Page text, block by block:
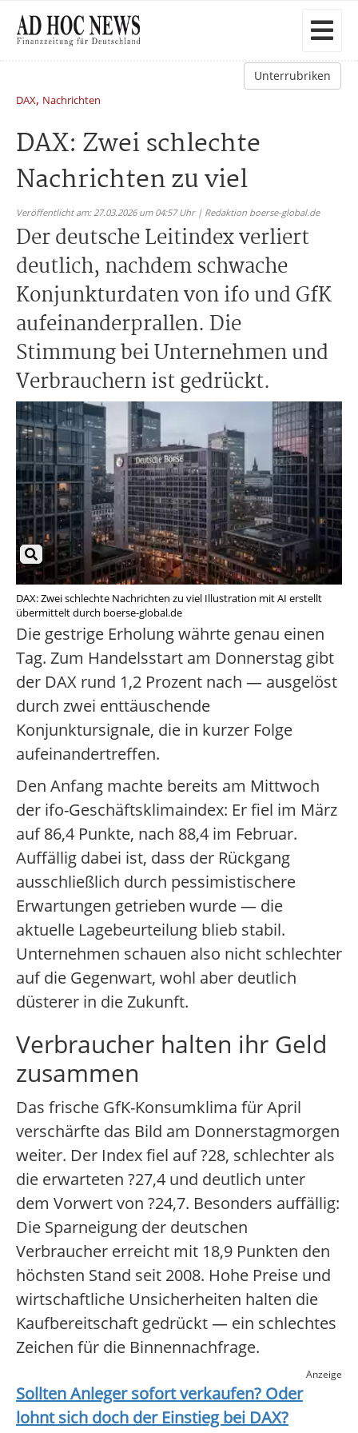
Unterrubriken
DAX, Nachrichten
DAX: Zwei schlechte
Nachrichten zu viel
Veröffentlicht am: 27.03.2026 um 04:57 Uhr | Redaktion boerse-global.de
Der deutsche Leitindex verliert
deutlich, nachdem schwache
Konjunkturdaten von ifo und GfK
aufeinanderprallen. Die
Stimmung bei Unternehmen und
Verbrauchern ist gedrückt.
DAX: Zwei schlechte Nachrichten zu viel Illustration mit AI erstellt
übermittelt durch boerse-global.de
Die gestrige Erholung währte genau einen
Tag. Zum Handelsstart am Donnerstag gibt
der DAX rund 1,2 Prozent nach — ausgelöst
durch zwei enttäuschende
Konjunktursignale, die in kurzer Folge
aufeinandertreffen.
Den Anfang machte bereits am Mittwoch
der ifo-Geschäftsklimaindex: Er fiel im März
auf 86,4 Punkte, nach 88,4 im Februar.
Auffällig dabei ist, dass der Rückgang
ausschließlich durch pessimistischere
Erwartungen getrieben wurde — die
aktuelle Lagebeurteilung blieb stabil.
Unternehmen schauen also nicht schlechter
auf die Gegenwart, wohl aber deutlich
düsterer in die Zukunft.
Verbraucher halten ihr Geld
zusammen
Das frische GfK-Konsumklima für April
verschärfte das Bild am Donnerstagmorgen
weiter. Der Index fiel auf ?28, schlechter als
die erwarteten ?27,4 und deutlich unter
dem Vorwert von ?24,7. Besonders auffällig:
Die Sparneigung der deutschen
Verbraucher erreicht mit 18,9 Punkten den
höchsten Stand seit 2008. Hohe Preise und
wirtschaftliche Unsicherheiten halten die
Kaufbereitschaft gedrückt — ein schlechtes
Zeichen für die Binnennachfrage.
Anzeige
Sollten Anleger sofort verkaufen? Oder
lohnt sich doch der Einstieg bei DAX?